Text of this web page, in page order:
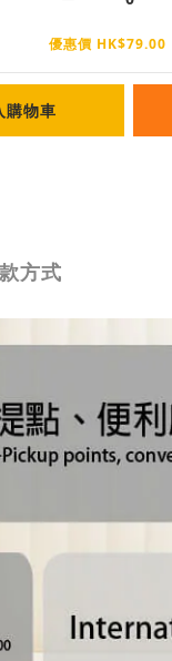
優惠價 HK$79.00
購物車
方式